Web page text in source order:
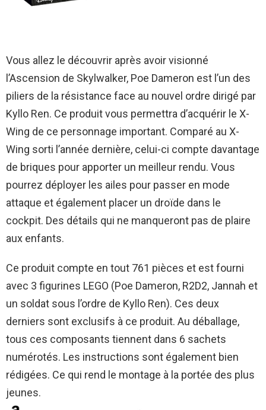
Vous allez le découvrir après avoir visionné
l’Ascension de Skylwalker, Poe Dameron est l’un des
piliers de la résistance face au nouvel ordre dirigé par
Kyllo Ren. Ce produit vous permettra d’acquérir le X-
Wing de ce personnage important. Comparé au X-
Wing sorti l’année dernière, celui-ci compte davantage
de briques pour apporter un meilleur rendu. Vous
pourrez déployer les ailes pour passer en mode
attaque et également placer un droïde dans le
cockpit. Des détails qui ne manqueront pas de plaire
aux enfants.
Ce produit compte en tout 761 pièces et est fourni
avec 3 figurines LEGO (Poe Dameron, R2D2, Jannah et
un soldat sous l’ordre de Kyllo Ren). Ces deux
derniers sont exclusifs à ce produit. Au déballage,
tous ces composants tiennent dans 6 sachets
numérotés. Les instructions sont également bien
rédigées. Ce qui rend le montage à la portée des plus
jeunes.